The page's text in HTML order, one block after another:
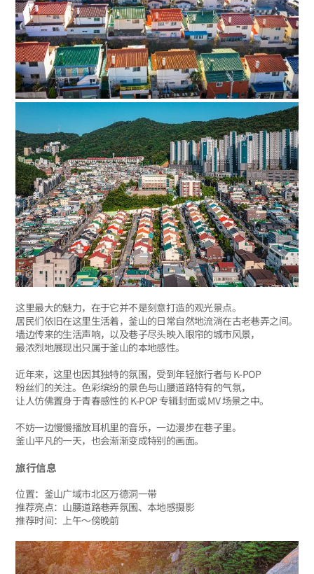
这里最大的魅力，在于它并不是刻意打造的观光景点。
居民们依旧在这里生活着，釜山的日常自然地流淌在古老巷弄之间。
墙边传来的生活声响，以及巷子尽头映入眼帘的城市风景，
最浓烈地展现出只属于釜山的本地感性。
近年来，这里也因其独特的氛围，受到年轻旅行者与 K-POP
粉丝们的关注。色彩缤纷的景色与山腰道路特有的气氛，
让人仿佛置身于青春感性的 K-POP 专辑封面或 MV 场景之中。
不妨一边慢慢播放耳机里的音乐，一边漫步在巷子里。
釜山平凡的一天，也会渐渐变成特别的画面。
旅行信息
位置：釜山广域市北区万德洞一带
推荐亮点：山腰道路巷弄氛围、本地感摄影
推荐时间：上午～傍晚前